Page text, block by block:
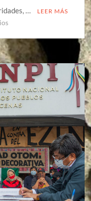
…
LEER MÁS